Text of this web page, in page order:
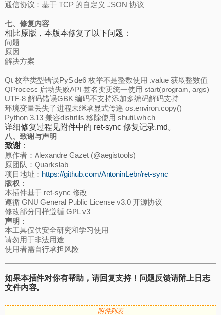
通信协议：基于 TCP 的自定义 JSON 协议
七、修复内容
相比原版，本版本修复了以下问题：
问题
原因
解决方案
Qt 枚举类型错误PySide6 枚举不是整数使用 .value 获取整数值
QProcess 启动失败API 签名变更统一使用 start(program, args)
UTF-8 解码错误GBK 编码不支持添加多编码解码支持
环境变量丢失子进程未继承显式传递 os.environ.copy()
Python 3.13 兼容distutils 移除使用 shutil.which
详细修复过程见附件中的 ret-sync 修复记录.md。
八、致谢与声明
致谢 ：
原作者：Alexandre Gazet (@aegistools)
原团队：Quarkslab
项目地址： https://github.com/AntoninLebr/ret-sync
版权 ：
本插件基于 ret-sync 修改
遵循 GNU General Public License v3.0 开源协议
修改部分同样遵循 GPL v3
声明 ：
本工具仅供安全研究和学习使用
请勿用于非法用途
使用者需自行承担风险
如果本插件对你有帮助，请回复支持！问题反馈请附上日志
文件内容。
附件列表